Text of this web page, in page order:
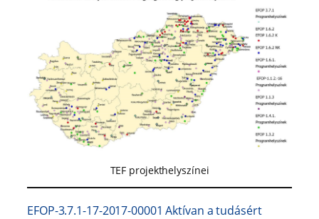
TEF projekthelyszínei
EFOP-3.7.1-17-2017-00001 Aktívan a tudásért